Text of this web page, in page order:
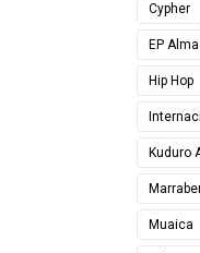
Cypher
EP Alma
Hip Hop
Kuduro
Muaica